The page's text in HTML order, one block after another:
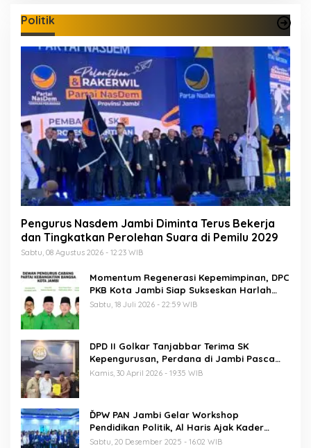
Politik
Pengurus Nasdem Jambi Diminta Terus Bekerja
dan Tingkatkan Perolehan Suara di Pemilu 2029
Sabtu, 08 Agustus 2026 - 12:23 WIB
Momentum Regenerasi Kepemimpinan, DPC
PKB Kota Jambi Siap Sukseskan Harlah
PKB ke-28
Sabtu, 18 Juli 2026 - 22:59 WIB
DPD II Golkar Tanjabbar Terima SK
Kepengurusan, Perdana di Jambi Pasca
Musda
Kamis, 30 April 2026 - 19:35 WIB
ĎPW PAN Jambi Gelar Workshop
Pendidikan Politik, Al Haris Ajak Kader
Perkuat Soliditas Jelang Pemilu 2029
Sabtu, 20 Desember 2025 - 16:02 WIB